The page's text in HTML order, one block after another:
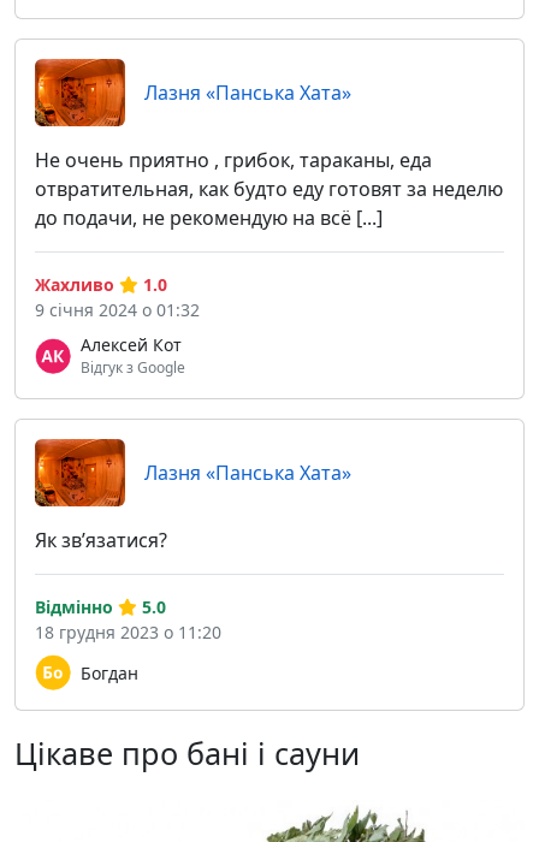
Лазня «Панська Хата»
Не очень приятно , грибок, тараканы, еда
отвратительная, как будто еду готовят за неделю
до подачи, не рекомендую на всё [...]
Алексей Кот
Відгук з Google
Жахливо
1.0
9 січня 2024 о 01:32
Лазня «Панська Хата»
Як звʼязатися?
Богдан
Відмінно
5.0
18 грудня 2023 о 11:20
Цікаве про бані і сауни